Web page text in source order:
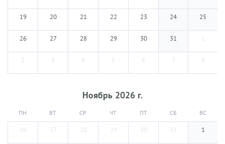
19 20 21 22 23 24 25
26 27 28 29 30 31 1
2 3 4 5 6 7 8
Ноябрь 2026 г.
ПН ВТ СР ЧТ ПТ СБ ВС
26 27 28 29 30 31 1